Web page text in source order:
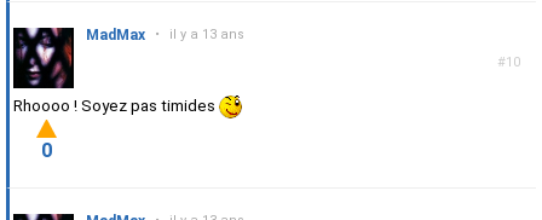
#10
MadMax • il y a 13 ans
Rhoooo ! Soyez pas timides
0